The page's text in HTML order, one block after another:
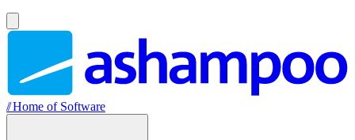
//Home of Software